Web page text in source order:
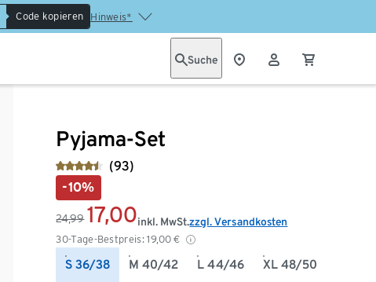
Code kopieren Hinweis*
Suche
Pyjama-Set
(93)
-10%
24,99 17,00
30-Tage-Bestpreis: 19,00 €
inkl. MwSt.zzgl. Versandkosten
S 36/38 M 40/42 L 44/46 XL 48/50